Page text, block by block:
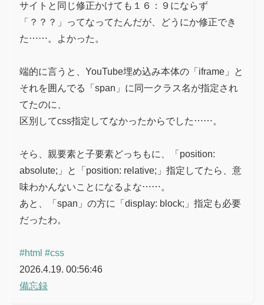
サイトと同じ修正かけても１６：９にならず
「？？？」ってなってたんだが、どうにか修正でき
た……。よかった。
端的に言うと、YouTube埋め込み本体の「iframe」と
それを囲んでる「span」に同一クラス名が指定され
てたのに、
区別してcss指定してなかったからでした……。
そら、親要素と子要素どっちもに、「position:
absolute;」と「position: relative;」指定してたら、意
味わかんないことになるよな……。
あと、「span」の方に「display: block;」指定も必要
だったわ。
#html #css
2026.4.19. 00:56:46
備忘録